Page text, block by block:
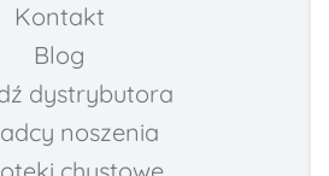
Kontakt
Blog
dystrybutora
noszenia